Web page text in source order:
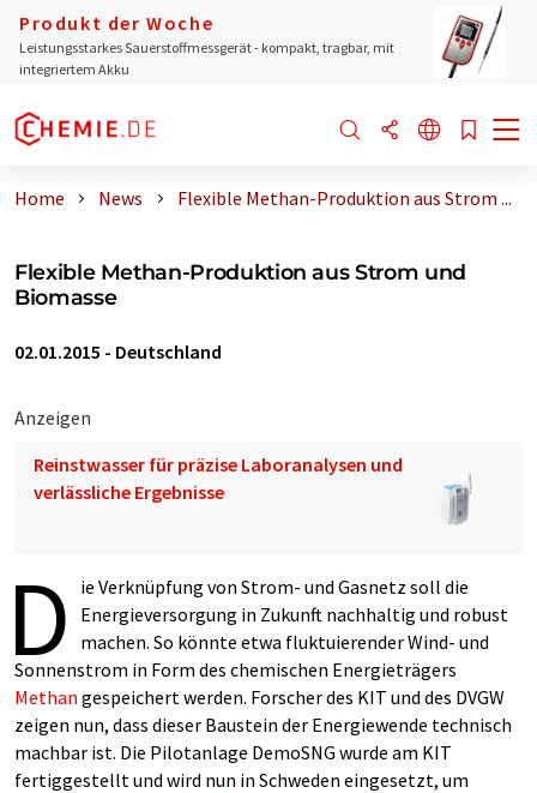
Produkt der Woche
Leistungsstarkes Sauerstoffmessgerät - kompakt, tragbar, mit
integriertem Akku
Home News Flexible Methan-Produktion aus Strom ...
Flexible Methan-Produktion aus Strom und
Biomasse
02.01.2015 - Deutschland
Anzeigen
Reinstwasser für präzise Laboranalysen und
verlässliche Ergebnisse
D
ie Verknüpfung von Strom- und Gasnetz soll die
Energieversorgung in Zukunft nachhaltig und robust
machen. So könnte etwa fluktuierender Wind- und
Sonnenstrom in Form des chemischen Energieträgers
Methan gespeichert werden. Forscher des KIT und des DVGW
zeigen nun, dass dieser Baustein der Energiewende technisch
machbar ist. Die Pilotanlage DemoSNG wurde am KIT
fertiggestellt und wird nun in Schweden eingesetzt, um